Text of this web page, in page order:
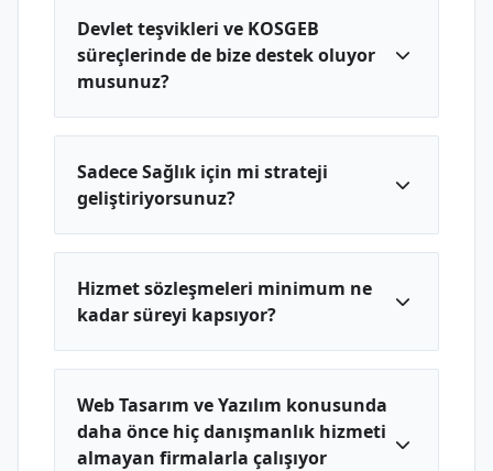
Devlet teşvikleri ve KOSGEB
süreçlerinde de bize destek oluyor
musunuz?
Sadece Sağlık için mi strateji
geliştiriyorsunuz?
Hizmet sözleşmeleri minimum ne
kadar süreyi kapsıyor?
Web Tasarım ve Yazılım konusunda
daha önce hiç danışmanlık hizmeti
almayan firmalarla çalışıyor